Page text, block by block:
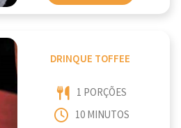
DRINQUE TOFFEE
1 PORÇÕES
10 MINUTOS